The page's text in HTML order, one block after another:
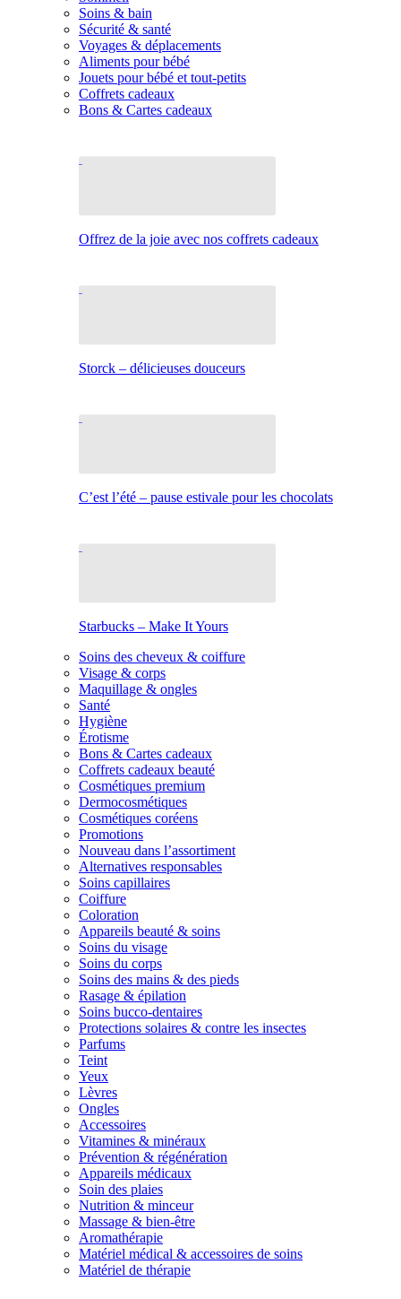
Soins & bain
Sécurité & santé
Voyages & déplacements
Aliments pour bébé
Jouets pour bébé et tout-petits
Coffrets cadeaux
Bons & Cartes cadeaux
Offrez de la joie avec nos coffrets cadeaux
Storck – délicieuses douceurs
C’est l’été – pause estivale pour les chocolats
Starbucks – Make It Yours
Soins des cheveux & coiffure
Visage & corps
Maquillage & ongles
Santé
Hygiène
Érotisme
Bons & Cartes cadeaux
Coffrets cadeaux beauté
Cosmétiques premium
Dermocosmétiques
Cosmétiques coréens
Promotions
Nouveau dans l’assortiment
Alternatives responsables
Soins capillaires
Coiffure
Coloration
Appareils beauté & soins
Soins du visage
Soins du corps
Soins des mains & des pieds
Rasage & épilation
Soins bucco-dentaires
Protections solaires & contre les insectes
Parfums
Teint
Yeux
Lèvres
Ongles
Accessoires
Vitamines & minéraux
Prévention & régénération
Appareils médicaux
Soin des plaies
Nutrition & minceur
Massage & bien-être
Aromathérapie
Matériel médical & accessoires de soins
Matériel de thérapie